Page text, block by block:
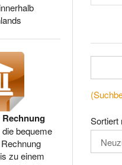
Sortiert
bequeme
zu einem